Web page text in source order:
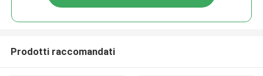
Prodotti raccomandati